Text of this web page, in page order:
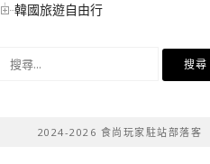
韓國旅遊自由行
2024-2026 食尚玩家駐站部落客